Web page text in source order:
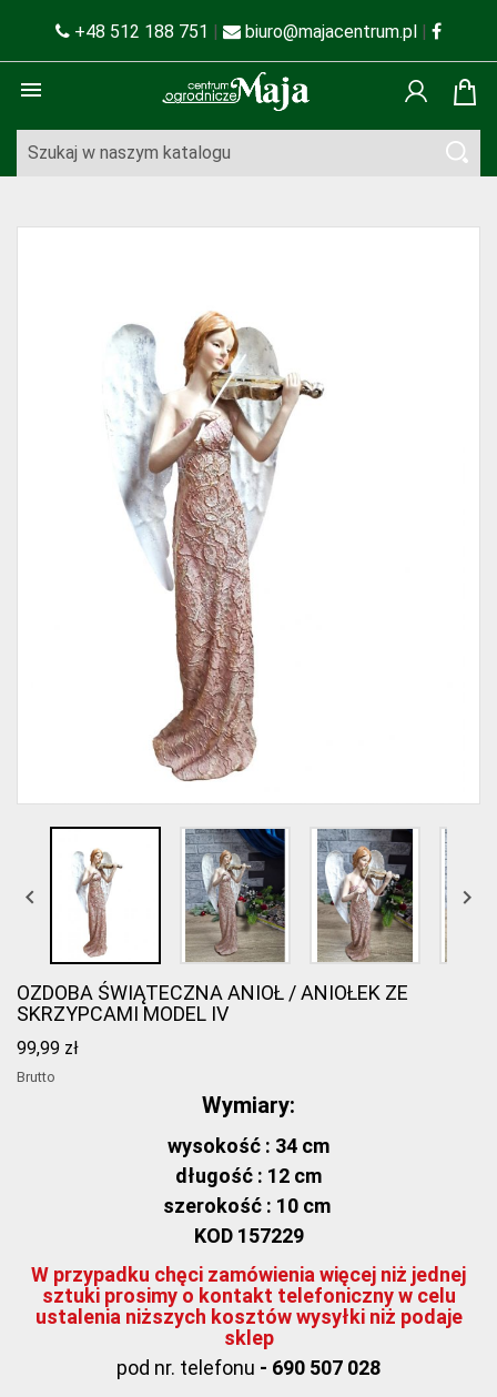
+48 512 188 751 | biuro@majacentrum.pl |

 
OZDOBA ŚWIĄTECZNA ANIOŁ / ANIOŁEK ZE
SKRZYPCAMI MODEL IV
99,99 zł
Brutto
Wymiary:
wysokość : 34 cm
długość : 12 cm
szerokość : 10 cm
KOD 157229
W przypadku chęci zamówienia więcej niż jednej
sztuki prosimy o kontakt telefoniczny w celu
ustalenia niższych kosztów wysyłki niż podaje
sklep
pod nr. telefonu - 690 507 028